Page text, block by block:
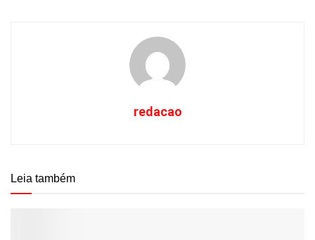
redacao
Leia também